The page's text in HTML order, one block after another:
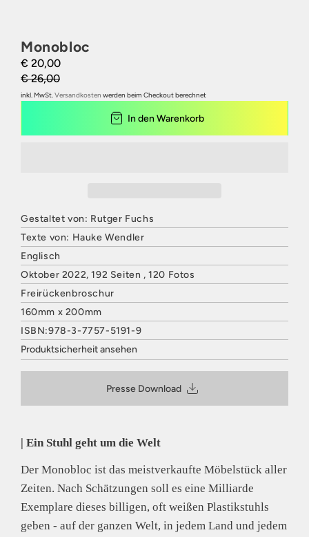
Monobloc
€ 20,00
€ 26,00
inkl. MwSt.Versandkosten werden beim Checkout berechnet
In den Warenkorb
Gestaltet von: Rutger Fuchs
Texte von: Hauke Wendler
Englisch
Oktober 2022, 192 Seiten , 120 Fotos
Freirückenbroschur
160mm x 200mm
ISBN:978-3-7757-5191-9
Produktsicherheit ansehen
HATJE CANTZ VERLAG
Deutschland
Sicherheitshinweis entsprechend Art. 9 Abs. 7 S. 2 der
GPSR
entbehrlich
Presse Download
| Ein Stuhl geht um die Welt
Der Monobloc ist das meistverkaufte Möbelstück aller
Zeiten. Nach Schätzungen soll es eine Milliarde
Exemplare dieses billigen, oft weißen Plastikstuhls
geben - auf der ganzen Welt, in jedem Land und jedem